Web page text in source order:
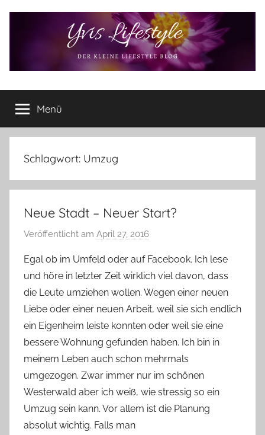
Yvis
Lifestyle
Lifestyle
Blog
–
Lifestyle,
Produkttests
vieles
Menü
Schlagwort: Umzug
Neue Stadt – Neuer Start?
Veröffentlicht am April 27, 2016
n
Y
v
o
n
n
e
Egal ob im Umfeld oder auf Facebook. Ich lese
und höre in letzter Zeit wirklich viel davon, dass
die Leute umziehen wollen. Wegen einer neuen
Liebe oder einer neuen Arbeit, weil sie sich endlich
ein Eigenheim leiste konnten oder weil sie eine
bessere Wohnung gefunden haben. Ich bin in
meinem Leben auch schon mehrmals
umgezogen. Zwar immer nur im schönen
Westerwald aber ich weiß, wie stressig so ein
Umzug sein kann. Vor allem ist die Planung
absolut wichtig. Falls man